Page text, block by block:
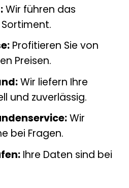
Wir führen das
Profitieren Sie von
Preisen.
Wir liefern Ihre
und zuverlässig.
Wir
bei Fragen.
Ihre Daten sind bei